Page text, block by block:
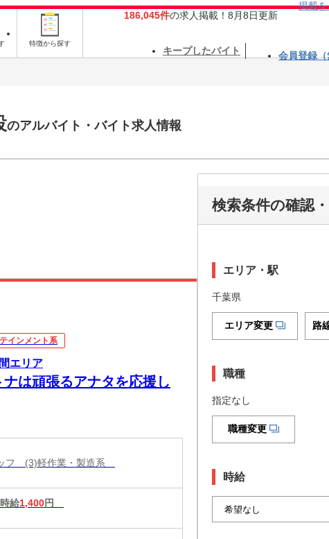
特徴から探す
186,045件の求人掲載！8月8日更新
掲載
キープしたバイト 会員登録
のアルバイト・バイト求人情報
インメント系
エリア
は頑張るアナタを応援し
フ (3)軽作業・製造系
給1,400円
検索条件の確認
エリア・駅
千葉県
エリア変更 路
職種
指定なし
職種変更
時給